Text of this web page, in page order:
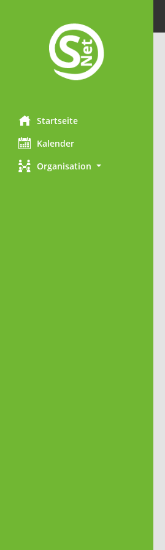
Startseite
Kalender
Organisation